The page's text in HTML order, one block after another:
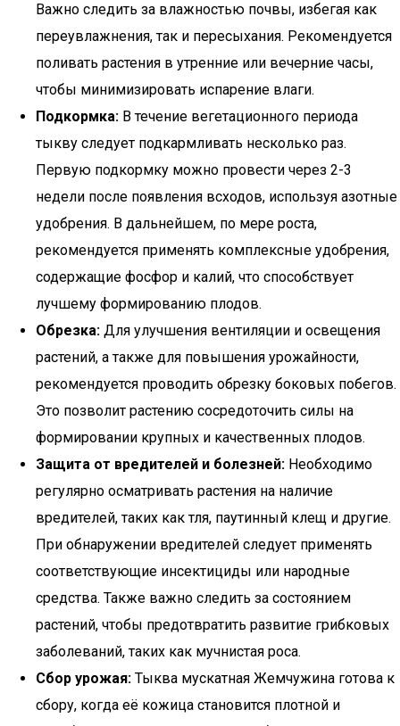
Важно следить за влажностью почвы, избегая как
переувлажнения, так и пересыхания. Рекомендуется
поливать растения в утренние или вечерние часы,
чтобы минимизировать испарение влаги.
Подкормка: В течение вегетационного периода
тыкву следует подкармливать несколько раз.
Первую подкормку можно провести через 2-3
недели после появления всходов, используя азотные
удобрения. В дальнейшем, по мере роста,
рекомендуется применять комплексные удобрения,
содержащие фосфор и калий, что способствует
лучшему формированию плодов.
Обрезка: Для улучшения вентиляции и освещения
растений, а также для повышения урожайности,
рекомендуется проводить обрезку боковых побегов.
Это позволит растению сосредоточить силы на
формировании крупных и качественных плодов.
Защита от вредителей и болезней: Необходимо
регулярно осматривать растения на наличие
вредителей, таких как тля, паутинный клещ и другие.
При обнаружении вредителей следует применять
соответствующие инсектициды или народные
средства. Также важно следить за состоянием
растений, чтобы предотвратить развитие грибковых
заболеваний, таких как мучнистая роса.
Сбор урожая: Тыква мускатная Жемчужина готова к
сбору, когда её кожица становится плотной и